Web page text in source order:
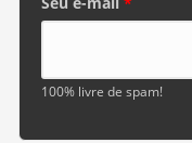
100% livre de spam!